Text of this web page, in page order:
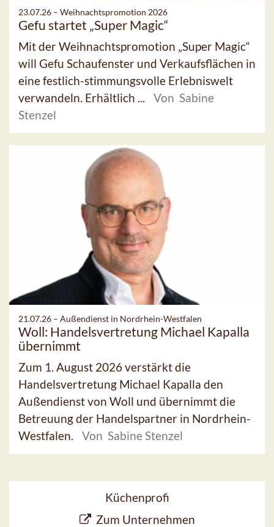
23.07.26 – Weihnachtspromotion 2026
Gefu startet „Super Magic“
Mit der Weihnachtspromotion „Super Magic“
will Gefu Schaufenster und Verkaufsflächen in
eine festlich-stimmungsvolle Erlebniswelt
verwandeln. Erhältlich ...
Von Sabine
Stenzel
21.07.26 – Außendienst in Nordrhein-Westfalen
Woll: Handelsvertretung Michael Kapalla
übernimmt
Zum 1. August 2026 verstärkt die
Handelsvertretung Michael Kapalla den
Außendienst von Woll und übernimmt die
Betreuung der Handelspartner in Nordrhein-
Westfalen.
Von Sabine Stenzel
Küchenprofi
Zum Unternehmen